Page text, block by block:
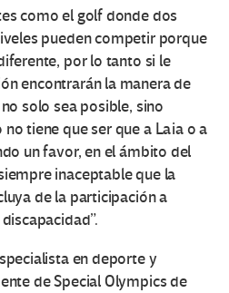
como el golf donde dos
pueden competir porque
por lo tanto si le
encontrarán la manera de
solo sea posible, sino
tiene que ser que a Laia o a
un favor, en el ámbito del
inaceptable que la
de la participación a
en deporte y
de Special Olympics de